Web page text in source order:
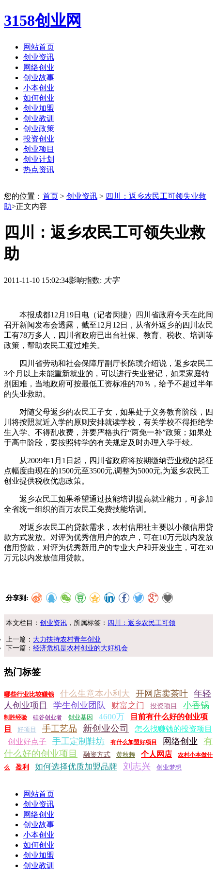
3158创业网
网站首页
创业资讯
网络创业
创业故事
小本创业
如何创业
创业加盟
创业教训
创业政策
投资创业
创业项目
创业计划
热点资讯
您的位置： 首页 > 创业资讯 > 四川：返乡农民工可领失业救
助>正文内容
四川：返乡农民工可领失业救
助
2011-11-10 15:02:34影响指数: 大字
本报成都12月19日电（记者闵捷）四川省政府今天在此间
召开新闻发布会透露，截至12月12日，从省外返乡的四川农民
工有78万多人，四川省政府已出台社保、教育、税收、培训等
政策，帮助农民工渡过难关。
四川省劳动和社会保障厅副厅长陈璞介绍说，返乡农民工
3个月以上未能重新就业的，可以进行失业登记，如果家庭特
别困难，当地政府可按最低工资标准的70％，给予不超过半年
的失业救助。
对随父母返乡的农民工子女，如果处于义务教育阶段，四
川将按照就近入学的原则安排就读学校，有关学校不得拒绝学
生入学、不得乱收费，并要严格执行“两免一补”政策；如果处
于高中阶段，要按照转学的有关规定及时办理入学手续。
从2009年1月1日起，四川省政府将按期缴纳营业税的起征
点幅度由现在的1500元至3500元,调整为5000元,为返乡农民工
创业提供税收优惠政策。
返乡农民工如果希望通过技能培训提高就业能力，可参加
全省统一组织的百万农民工免费技能培训。
对返乡农民工的贷款需求，农村信用社主要以小额信用贷
款方式发放。对评为优秀信用户的农户，可在10万元以内发放
信用贷款，对评为优秀新用户的专业大户和开发业主，可在30
万元以内发放信用贷款。
分享到:
本文栏目：创业资讯 ，所属标签： 四川：返乡农民工可领
上一篇： 大力扶持农村青年创业
下一篇：经济危机是农村创业的大好机会
热门标签
哪些行业比较赚钱 什么生意本小利大 开网店卖茶叶 年轻
人创业项目
学生创业团队 财富之门 投资项目 小香锅
制胜经验 硅谷创业者 创业基因 4600万
目前有什么好的创业项
目
好项目 手工艺品 新创业公司
怎么找赚钱的投资项目
创业好点子
手工定制鞋坊 有什么加盟好项目 网络创业
有
什么好的创业项目
融资方式 黄秋赖 个人网店
农村小本做什
么
盈利 如何选择优质加盟品牌 刘志兴 创业梦想
网站首页
创业资讯
网络创业
创业故事
小本创业
如何创业
创业加盟
创业教训